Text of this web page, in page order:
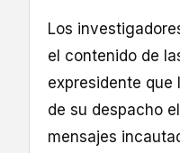
Los
el contenido de
expresidente que
de su despacho
mensajes